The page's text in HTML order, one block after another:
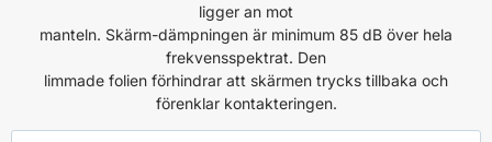
ligger an mot
manteln. Skärm-dämpningen är minimum 85 dB över hela
frekvensspektrat. Den
limmade folien förhindrar att skärmen trycks tillbaka och
förenklar kontakteringen.